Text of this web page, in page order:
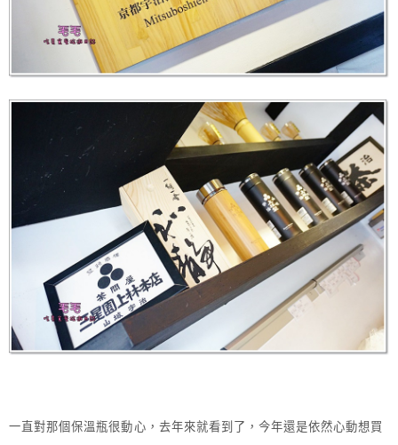
一直對那個保溫瓶很動心，去年來就看到了，今年還是依然心動想買